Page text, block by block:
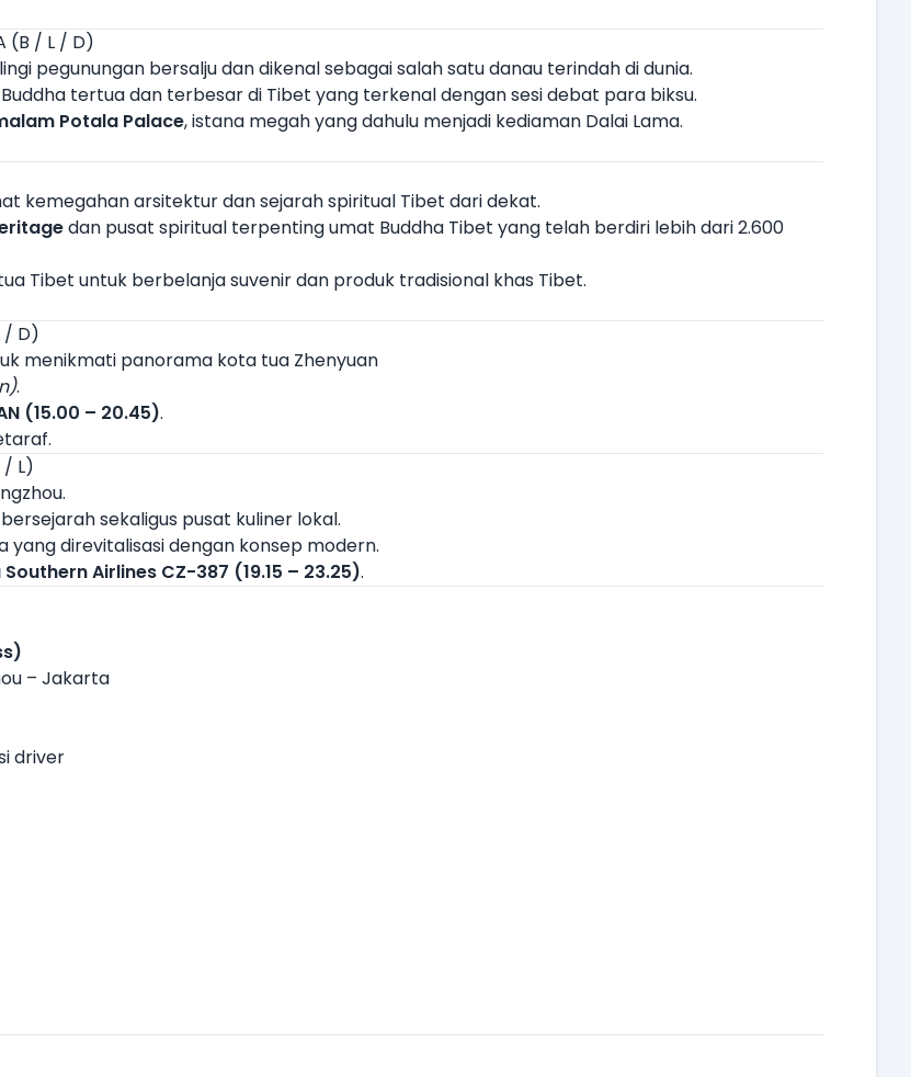
(B / L / D)
pegunungan bersalju dan dikenal sebagai salah satu danau terindah di dunia.
tertua dan terbesar di Tibet yang terkenal dengan sesi debat para biksu.
Potala Palace, istana megah yang dahulu menjadi kediaman Dalai Lama.
kemegahan arsitektur dan sejarah spiritual Tibet dari dekat.
dan pusat spiritual terpenting umat Buddha Tibet yang telah berdiri lebih dari 2.600
Tibet untuk berbelanja suvenir dan produk tradisional khas Tibet.
/ D)
menikmati panorama kota tua Zhenyuan
.
(15.00 – 20.45).
/ L)
sekaligus pusat kuliner lokal.
yang direvitalisasi dengan konsep modern.
Southern Airlines CZ-387 (19.15 – 23.25).
– Jakarta
driver